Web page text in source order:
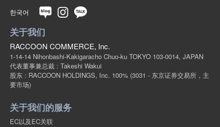
한국어
关于我们
RACCOON COMMERCE, Inc.
1-14-14 Nihonbashi-Kakigaracho Chuo-ku TOKYO 103-0014, JAPAN
代表董事兼总裁 : Takeshi Wakui
股东 : RACCOON HOLDINGS, Inc. 100% (3031 - 东京证券交易所，主
要市场)
关于我们的服务
EC以及EC关联